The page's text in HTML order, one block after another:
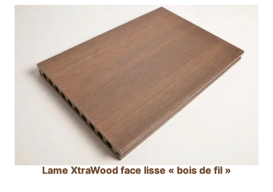
s
2
1
x
Lame XtraWood face lisse « bois de fil »